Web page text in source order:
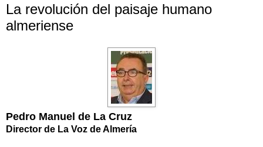
La revolución del paisaje humano
almeriense
Pedro Manuel de La Cruz
Director de La Voz de Almería